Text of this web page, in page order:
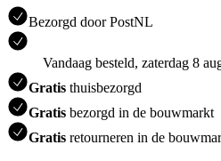
Bezorgd door PostNL
Vandaag besteld, zaterdag 8
Gratis thuisbezorgd
Gratis bezorgd in de bouwmarkt
Gratis retourneren in de